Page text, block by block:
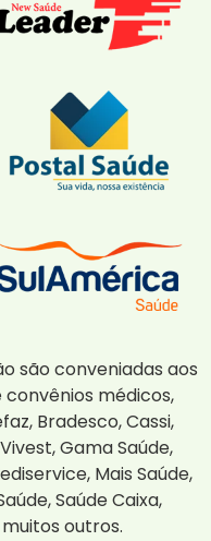
são conveniadas aos
médicos,
Bradesco, Cassi,
Gama Saúde,
Mais Saúde,
Saúde Caixa,
outros.